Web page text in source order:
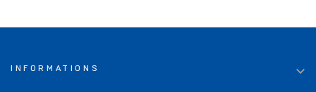
INFORMATIONS 